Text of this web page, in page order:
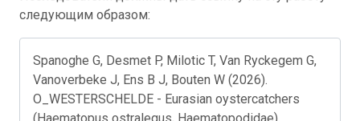
следующим образом:
Spanoghe G, Desmet P, Milotic T, Van Ryckegem G,
Vanoverbeke J, Ens B J, Bouten W (2026).
O_WESTERSCHELDE - Eurasian oystercatchers